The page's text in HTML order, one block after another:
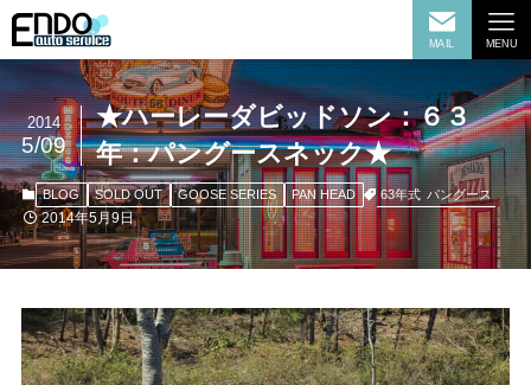
MAIL MENU
★ハーレーダビッドソン：６３
年：パングースネック★
2014
5/09
BLOG SOLD OUT GOOSE SERIES PAN HEAD 63年式 パングース
2014年5月9日